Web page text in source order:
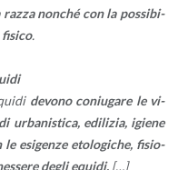
non­ché con la pos­si­bi­
.
de­vo­no co­niu­ga­re le vi­
ur­ba­ni­sti­ca, edi­li­zia, igie­ne
le esi­gen­ze eto­lo­gi­che, fi­sio­
degli equi­di. […]